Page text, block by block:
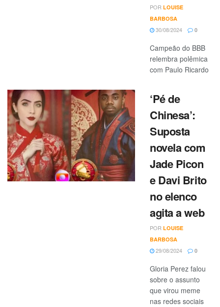
POR LOUISE
BARBOSA
30/08/2024 0
Campeão do BBB
relembra polêmica
com Paulo Ricardo
‘Pé de
Chinesa’:
Suposta
novela com
Jade Picon
e Davi Brito
no elenco
agita a web
POR LOUISE
BARBOSA
29/08/2024 0
Gloria Perez falou
sobre o assunto
que virou meme
nas redes sociais